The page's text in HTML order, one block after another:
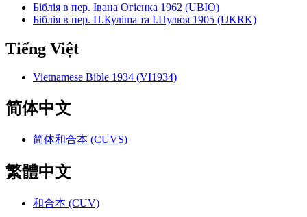
Біблія в пер. Івана Огієнка 1962 (UBIO)
Біблія в пер. П.Куліша та І.Пулюя 1905 (UKRK)
Tiếng Việt
Vietnamese Bible 1934 (VI1934)
简体中文
简体和合本 (CUVS)
繁體中文
和合本 (CUV)